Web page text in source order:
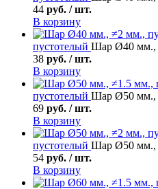
44 руб. / шт.
В корзину
пустотелый Шар Ø40 мм.,
38 руб. / шт.
В корзину
пустотелый Шар Ø50 мм.,
69 руб. / шт.
В корзину
пустотелый Шар Ø50 мм.,
54 руб. / шт.
В корзину